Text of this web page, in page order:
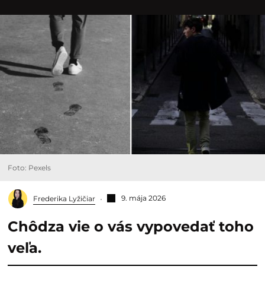
Foto: Pexels
Frederika Lyžičiar 9. mája 2026
Chôdza vie o vás vypovedať toho
veľa.